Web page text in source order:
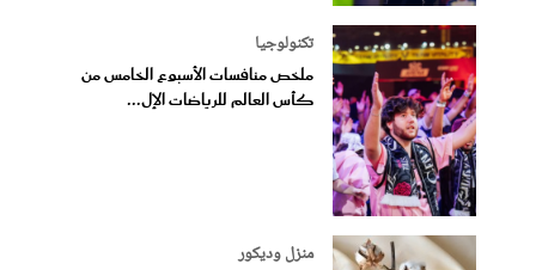
تكنولوجيا
ملخص منافسات الأسبوع الخامس من
كأس العالم للرياضات الإل...
منزل وديكور